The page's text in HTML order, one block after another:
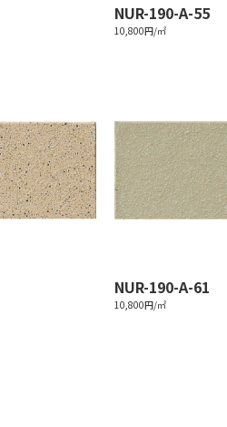
NUR-190-A-55
10,800円/㎡
NUR-190-A-61
10,800円/㎡